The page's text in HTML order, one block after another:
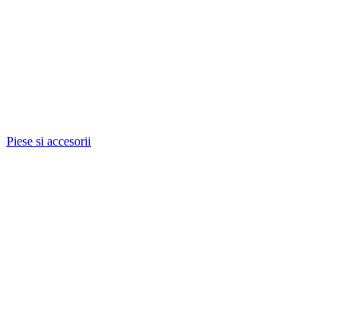
Piese si accesorii